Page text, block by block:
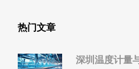
热门文章
深圳温度计量